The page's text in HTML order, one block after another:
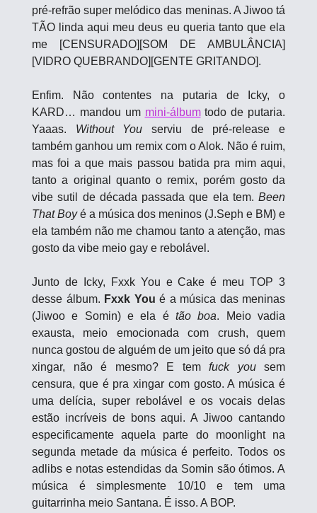
pré-refrão super melódico das meninas. A Jiwoo tá
TÃO linda aqui meu deus eu queria tanto que ela
me [CENSURADO][SOM DE AMBULÂNCIA]
[VIDRO QUEBRANDO][GENTE GRITANDO].
Enfim. Não contentes na putaria de Icky, o
KARD… mandou um mini-álbum todo de putaria.
Yaaas. Without You serviu de pré-release e
também ganhou um remix com o Alok. Não é ruim,
mas foi a que mais passou batida pra mim aqui,
tanto a original quanto o remix, porém gosto da
vibe sutil de década passada que ela tem. Been
That Boy é a música dos meninos (J.Seph e BM) e
ela também não me chamou tanto a atenção, mas
gosto da vibe meio gay e rebolável.
Junto de Icky, Fxxk You e Cake é meu TOP 3
desse álbum. Fxxk You é a música das meninas
(Jiwoo e Somin) e ela é tão boa. Meio vadia
exausta, meio emocionada com crush, quem
nunca gostou de alguém de um jeito que só dá pra
xingar, não é mesmo? E tem fuck you sem
censura, que é pra xingar com gosto. A música é
uma delícia, super rebolável e os vocais delas
estão incríveis de bons aqui. A Jiwoo cantando
especificamente aquela parte do moonlight na
segunda metade da música é perfeito. Todos os
adlibs e notas estendidas da Somin são ótimos. A
música é simplesmente 10/10 e tem uma
guitarrinha meio Santana. É isso. A BOP.